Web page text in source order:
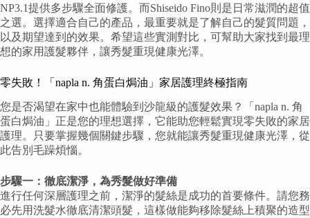
NP3.1提供多步驟全面修護。而Shiseido Fino則是日常滋潤的超值
之選。選擇適合自己的產品，最重要就是了解自己的髮質問題，
以及期望達到的效果。希望這些實測對比，可幫助大家找到最理
想的家用護髮夥伴，讓秀髮重現健康光澤。
零失敗！「napla n. 角蛋白焗油」家居護理終極指南
您是否渴望在家中也能體驗到沙龍級的護髮效果？「napla n. 角
蛋白焗油」正是您的理想選擇，它能助您輕鬆實現零失敗的家居
護理。只要掌握幾個關鍵步驟，您就能讓秀髮重現健康光澤，從
此告別毛躁煩惱。
步驟一：徹底潔淨，為秀髮做好準備
進行任何深層護理之前，潔淨的髮絲是成功的首要條件。請您務
必先用洗髮水徹底清潔頭髮，這樣做能夠移除髮絲上積聚的造型